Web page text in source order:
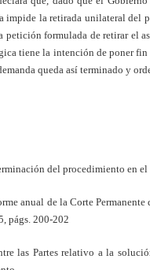
impide la retirada unilateral del
petición formulada de retirar el
tiene la intención de poner
queda así terminado y
del procedimiento en
anual de la Corte
págs. 200-202
las Partes relativo a la